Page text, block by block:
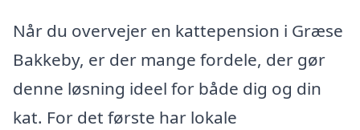
Når du overvejer en kattepension i Græse
Bakkeby, er der mange fordele, der gør
denne løsning ideel for både dig og din
kat. For det første har lokale